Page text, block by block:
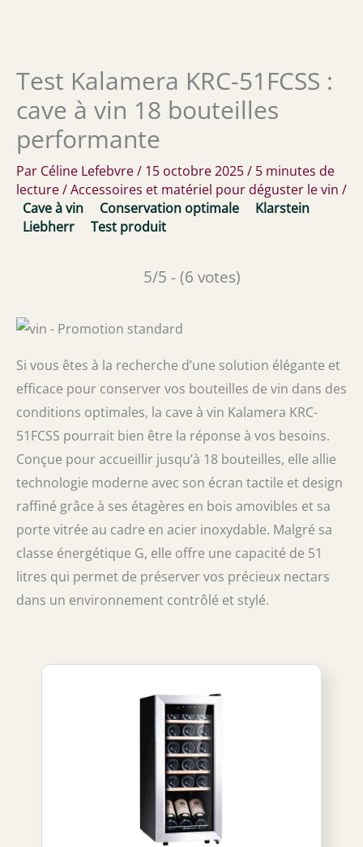
Test Kalamera KRC-51FCSS :
cave à vin 18 bouteilles
performante
Par Céline Lefebvre/ 15 octobre 2025/ 5 minutes de
lecture/Accessoires et matériel pour déguster le vin /
Cave à vin
Conservation optimale
Klarstein
Liebherr
Test produit
5/5 - (6 votes)
Si vous êtes à la recherche d’une solution élégante et
efficace pour conserver vos bouteilles de vin dans des
conditions optimales, la cave à vin Kalamera KRC-
51FCSS pourrait bien être la réponse à vos besoins.
Conçue pour accueillir jusqu’à 18 bouteilles, elle allie
technologie moderne avec son écran tactile et design
raffiné grâce à ses étagères en bois amovibles et sa
porte vitrée au cadre en acier inoxydable. Malgré sa
classe énergétique G, elle offre une capacité de 51
litres qui permet de préserver vos précieux nectars
dans un environnement contrôlé et stylé.